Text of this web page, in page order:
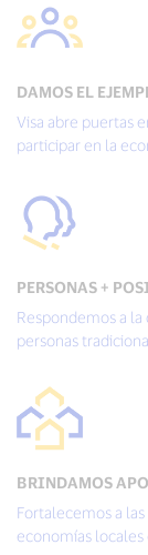
DAMOS EL
Visa abre puertas
participar en la
PERSONAS +
Respondemos a
personas
BRINDAMOS
Fortalecemos a
economías locales